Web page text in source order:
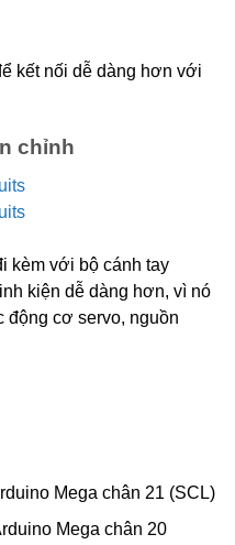
kết nối dễ dàng hơn với
chỉnh
kèm với bộ cánh tay
kiện dễ dàng hơn, vì nó
động cơ servo, nguồn
Mega chân 21 (SCL)
Mega chân 20